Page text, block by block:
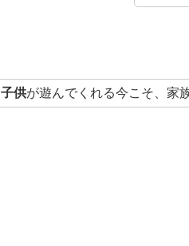
子供が遊んでくれる今こそ、家